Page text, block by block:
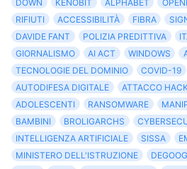
DOWN
KENOBIT ALPHABET
RIFIUTI
ACCESSIBILITÀ FIBRA
DAVIDE FANT
POLIZIA PREDITTIVA
GIORNALISMO
AI ACT WINDOWS
TECNOLOGIE DEL DOMINIO
COVID-19
AUTODIFESA DIGITALE
ATTACCO
ADOLESCENTI
RANSOMWARE
BAMBINI
BROLIGARCHS
INTELLIGENZA ARTIFICIALE
SISSA
MINISTERO DELL'ISTRUZIONE